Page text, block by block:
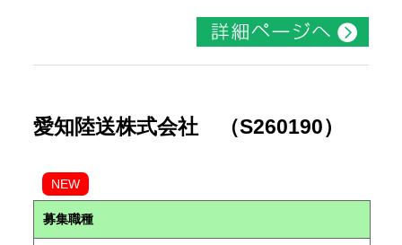
愛知陸送株式会社 （S260190）
NEW
募集職種